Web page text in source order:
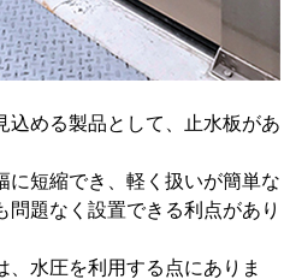
込める製品として、止水板があ
に短縮でき、軽く扱いが簡単な
題なく設置できる利点があり
水圧を利用する点にありま